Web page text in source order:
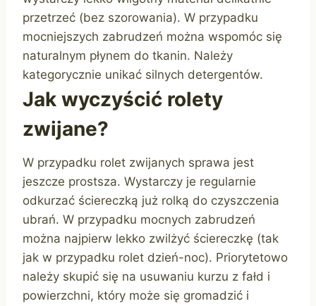
przetrzeć (bez szorowania). W przypadku
mocniejszych zabrudzeń można wspomóc się
naturalnym płynem do tkanin. Należy
kategorycznie unikać silnych detergentów.
Jak wyczyścić rolety
zwijane?
W przypadku rolet zwijanych sprawa jest
jeszcze prostsza. Wystarczy je regularnie
odkurzać ściereczką już rolką do czyszczenia
ubrań. W przypadku mocnych zabrudzeń
można najpierw lekko zwilżyć ściereczkę (tak
jak w przypadku rolet dzień-noc). Priorytetowo
należy skupić się na usuwaniu kurzu z fałd i
powierzchni, który może się gromadzić i